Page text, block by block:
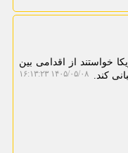
از دولت آمریکا خواستند از اقدامی بین
کند.
۱۴۰۵/۰۵/۰۸ ۱۶:۱۳:۲۳